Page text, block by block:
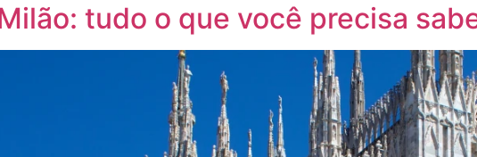
tudo o que você precisa